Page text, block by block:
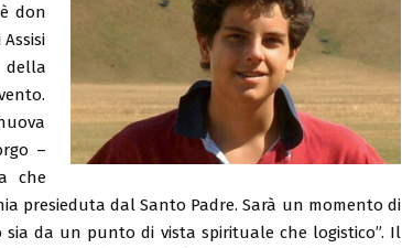
don
della
–
che
presieduta dal Santo Padre. Sarà un momento di
da un punto di vista spirituale che logistico”. Il